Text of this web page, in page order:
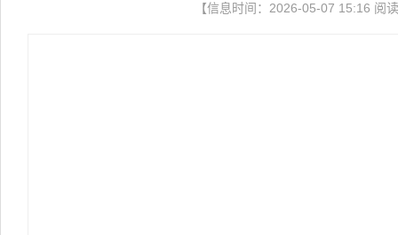
【信息时间：2026-05-07 15:16 阅